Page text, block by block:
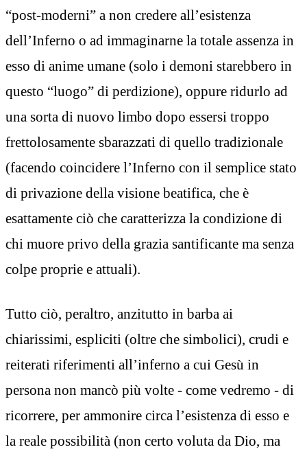
“post-moderni” a non credere all’esistenza
dell’Inferno o ad immaginarne la totale assenza in
esso di anime umane (solo i demoni starebbero in
questo “luogo” di perdizione), oppure ridurlo ad
una sorta di nuovo limbo dopo essersi troppo
frettolosamente sbarazzati di quello tradizionale
(facendo coincidere l’Inferno con il semplice stato
di privazione della visione beatifica, che è
esattamente ciò che caratterizza la condizione di
chi muore privo della grazia santificante ma senza
colpe proprie e attuali).
Tutto ciò, peraltro, anzitutto in barba ai
chiarissimi, espliciti (oltre che simbolici), crudi e
reiterati riferimenti all’inferno a cui Gesù in
persona non mancò più volte - come vedremo - di
ricorrere, per ammonire circa l’esistenza di esso e
la reale possibilità (non certo voluta da Dio, ma